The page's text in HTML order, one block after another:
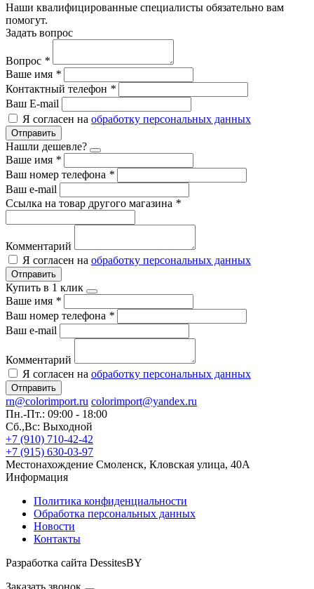
Наши квалифицированные специалисты обязательно вам
помогут.
Задать вопрос
Вопрос *
Ваше имя *
Контактный телефон *
Ваш E-mail
Я согласен на обработку персональных данных
Отправить
Нашли дешевле?
Ваше имя *
Ваш номер телефона *
Ваш e-mail
Ссылка на товар другого магазина *
Комментарий
Я согласен на обработку персональных данных
Отправить
Купить в 1 клик
Ваше имя *
Ваш номер телефона *
Ваш e-mail
Комментарий
Я согласен на обработку персональных данных
Отправить
rn@colorimport.ru colorimport@yandex.ru
Пн.-Пт.: 09:00 - 18:00
Сб.,Вс: Выходной
+7 (910) 710-42-42
+7 (915) 630-03-97
Местонахождение Смоленск, Кловская улица, 40А
Информация
Политика конфиденциальности
Обработка персональных данных
Новости
Контакты
Разработка сайта DessitesBY
Заказать звонок